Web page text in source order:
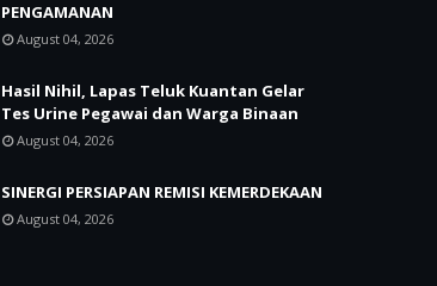
PENGAMANAN
August 04, 2026
Hasil Nihil, Lapas Teluk Kuantan Gelar
Tes Urine Pegawai dan Warga Binaan
August 04, 2026
SINERGI PERSIAPAN REMISI KEMERDEKAAN
August 04, 2026